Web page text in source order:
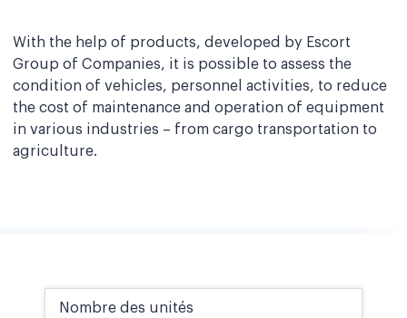
With the help of products, developed by Escort
Group of Companies, it is possible to assess the
condition of vehicles, personnel activities, to reduce
the cost of maintenance and operation of equipment
in various industries – from cargo transportation to
agriculture.
Nombre des unités